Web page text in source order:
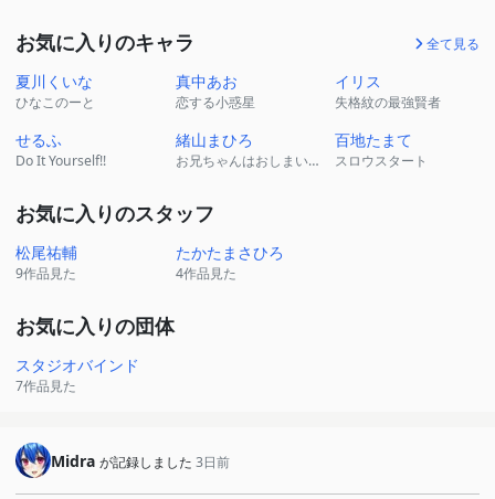
お気に入りのキャラ 全て見る
夏川くいな
ひなこのーと
真中あお
恋する小惑星
イリス
失格紋の最強賢者
せるふ
Do It Yourself!!
緒山まひろ
お兄ちゃんはおしまい！
百地たまて
スロウスタート
お気に入りのスタッフ
松尾祐輔
9作品見た
たかたまさひろ
4作品見た
お気に入りの団体
スタジオバインド
7作品見た
Midra が記録しました 3日前